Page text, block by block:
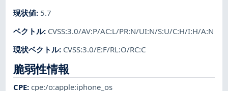
現状値: 5.7
ベクトル: CVSS:3.0/AV:P/AC:L/PR:N/UI:N/S:U/C:H/I:H/A:N
現状ベクトル: CVSS:3.0/E:F/RL:O/RC:C
脆弱性情報
CPE:cpe:/o:apple:iphone_os